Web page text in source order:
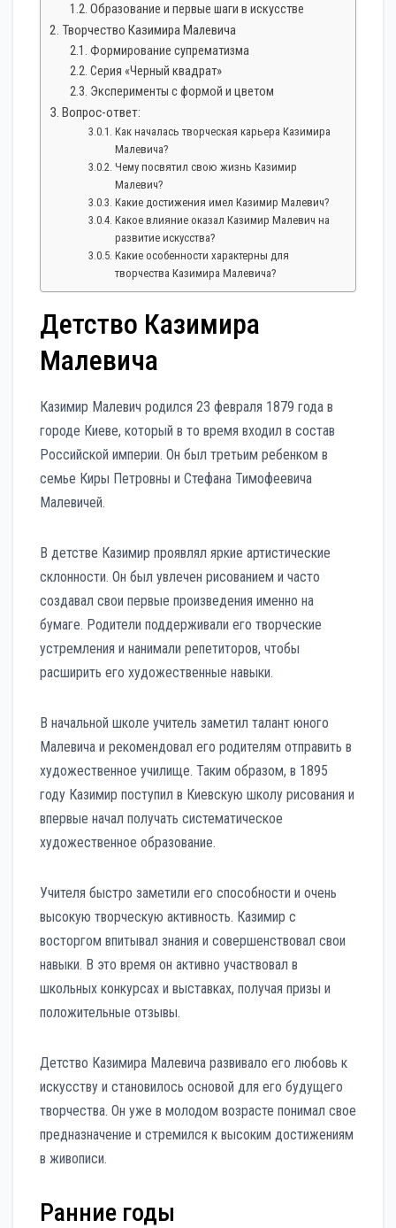
Образование и первые шаги в искусстве
Творчество Казимира Малевича
Формирование супрематизма
Серия «Черный квадрат»
Эксперименты с формой и цветом
Вопрос-ответ:
Как началась творческая карьера Казимира
Малевича?
Чему посвятил свою жизнь Казимир
Малевич?
Какие достижения имел Казимир Малевич?
Какое влияние оказал Казимир Малевич на
развитие искусства?
Какие особенности характерны для
творчества Казимира Малевича?
Детство Казимира
Малевича
Казимир Малевич родился 23 февраля 1879 года в
городе Киеве, который в то время входил в состав
Российской империи. Он был третьим ребенком в
семье Киры Петровны и Стефана Тимофеевича
Малевичей.
В детстве Казимир проявлял яркие артистические
склонности. Он был увлечен рисованием и часто
создавал свои первые произведения именно на
бумаге. Родители поддерживали его творческие
устремления и нанимали репетиторов, чтобы
расширить его художественные навыки.
В начальной школе учитель заметил талант юного
Малевича и рекомендовал его родителям отправить в
художественное училище. Таким образом, в 1895
году Казимир поступил в Киевскую школу рисования и
впервые начал получать систематическое
художественное образование.
Учителя быстро заметили его способности и очень
высокую творческую активность. Казимир с
восторгом впитывал знания и совершенствовал свои
навыки. В это время он активно участвовал в
школьных конкурсах и выставках, получая призы и
положительные отзывы.
Детство Казимира Малевича развивало его любовь к
искусству и становилось основой для его будущего
творчества. Он уже в молодом возрасте понимал свое
предназначение и стремился к высоким достижениям
в живописи.
Ранние годы